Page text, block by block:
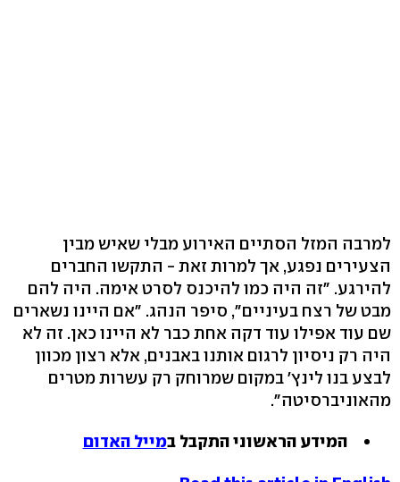
למרבה המזל הסתיים האירוע מבלי שאיש מבין
הצעירים נפגע, אך למרות זאת - התקשו החברים
להירגע. "זה היה כמו להיכנס לסרט אימה. היה להם
מבט של רצח בעיניים", סיפר הנהג. "אם היינו נשארים
שם עוד אפילו עוד דקה אחת כבר לא היינו כאן. זה לא
היה רק ניסיון לרגום אותנו באבנים, אלא רצון מכוון
לבצע בנו לינץ' במקום שמרוחק רק עשרות מטרים
מהאוניברסיטה".
המידע הראשוני התקבל במייל האדום